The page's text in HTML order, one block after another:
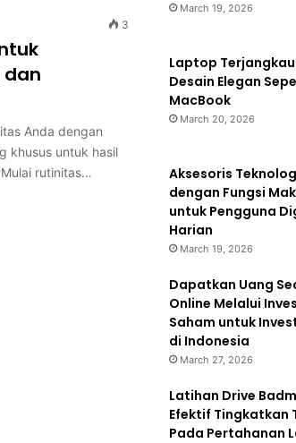
3
dan
Anda dengan
khusus untuk hasil
rutinitas…
March 19, 2026
Laptop
Desain Elegan
MacBook
March 20, 2026
Aksesoris
dengan Fungsi
untuk Pengguna
Harian
March 19, 2026
Dapatkan Uang
Online Melalui
Saham untuk
di Indonesia
March 27, 2026
Latihan Drive
Efektif Tingkatkan
Pada Pertahanan